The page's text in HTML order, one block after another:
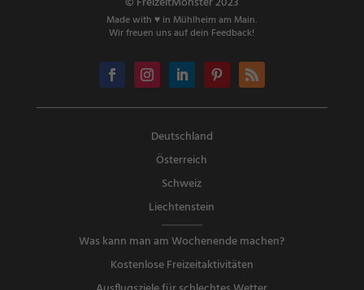
Made with ♥ in Mühlheim am Main.
Wir freuen uns auf dein Feedback!
Deutschland
Österreich
Schweiz
Liechtenstein
Was kann man am Wochenende machen?
Kostenlose Freizeitaktivitäten